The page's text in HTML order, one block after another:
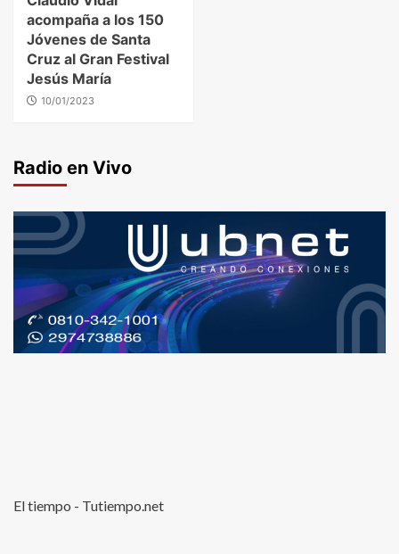
acompaña a los 150
Jóvenes de Santa
Cruz al Gran Festival
Jesús María
10/01/2023
Radio en Vivo
El tiempo - Tutiempo.net